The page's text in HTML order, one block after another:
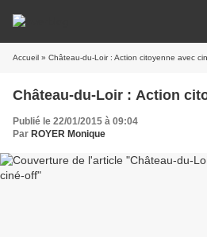
Accueil » Château-du-Loir : Action citoyenne avec
Château-du-Loir : Action
Publié le 22/01/2015 à 09:04
Par ROYER Monique